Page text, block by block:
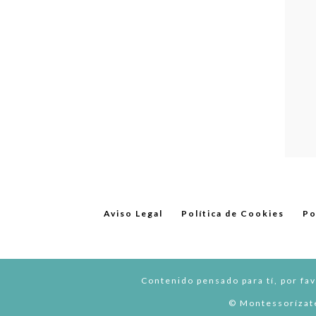
Aviso Legal Política de Cookies
Contenido pensado para tí, por
©